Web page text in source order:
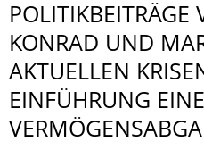
POLITIKBEITRÄGE
KONRAD UND
AKTUELLEN
EINFÜHRUNG